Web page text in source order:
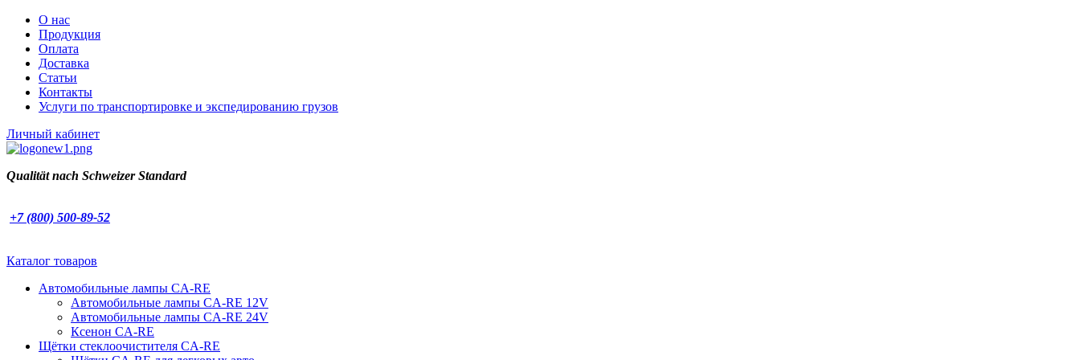
О нас
Продукция
Оплата
Доставка
Статьи
Контакты
Услуги по транспортировке и экспедированию грузов
Личный кабинет
Qualität nach Schweizer Standard
+7 (800) 500-89-52
Каталог товаров
Автомобильные лампы CA-RE
Автомобильные лампы CA-RE 12V
Автомобильные лампы CA-RE 24V
Ксенон CA-RE
Щётки стеклоочистителя CA-RE